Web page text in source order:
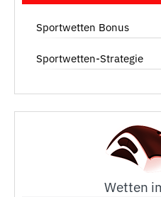
Sportwetten Bonus
Sportwetten-Strategie
Wetten